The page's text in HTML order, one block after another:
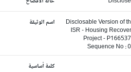
اسم الوثيقة
Disclosable Version of
ISR - Housing
Project -
Sequence No :
كلمة أساسية